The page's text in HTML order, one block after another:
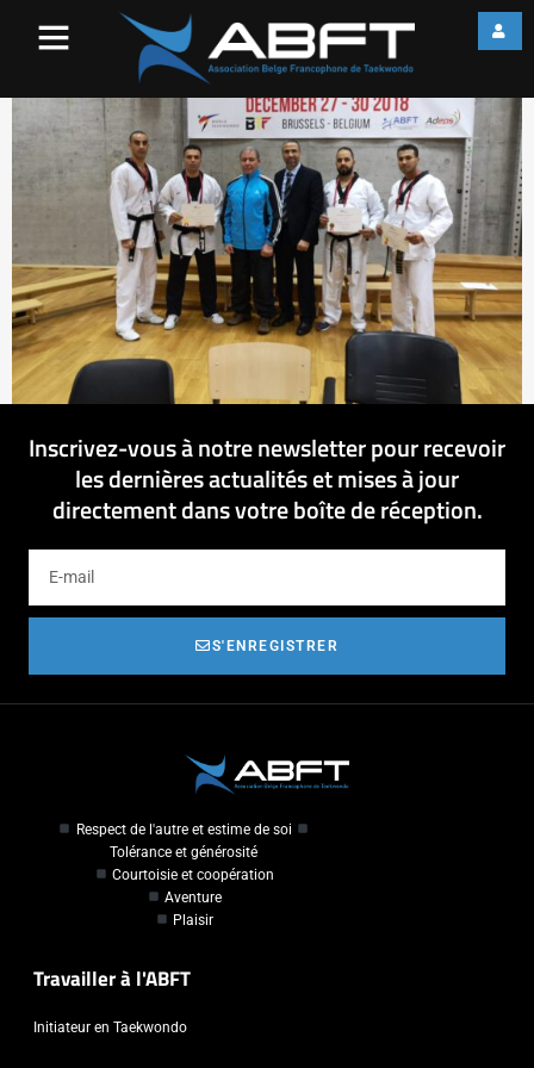
Inscrivez-vous à notre newsletter pour recevoir
les dernières actualités et mises à jour
directement dans votre boîte de réception.
S'ENREGISTRER
Respect de l'autre et estime de soi
Tolérance et générosité
Courtoisie et coopération
Aventure
Plaisir
Travailler à l'ABFT
Initiateur en Taekwondo